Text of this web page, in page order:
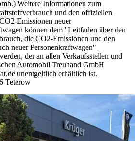
Weitere Informationen zum
und den offiziellen
Emissionen neuer
können dem "Leitfaden über den
die CO2-Emissionen und den
neuer Personenkraftwagen"
der an allen Verkaufsstellen und
Automobil Treuhand GmbH
unentgeltlich erhältlich ist.
Teterow